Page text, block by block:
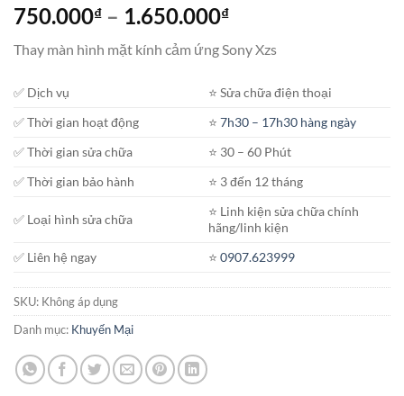
750.000₫ – 1.650.000₫Khoảng
từ
đến
1.650.000₫
Thay màn hình mặt kính cảm ứng Sony Xzs
✅ Dịch vụ
⭐️ Sửa chữa điện thoại
✅ Thời gian hoạt động
⭐️7h30 – 17h30 hàng ngày
✅ Thời gian sửa chữa
⭐️ 30 – 60 Phút
✅ Thời gian bảo hành
⭐️ 3 đến 12 tháng
✅ Loại hình sửa chữa
⭐️ Linh kiện sửa chữa chính
hãng/linh kiện
✅ Liên hệ ngay
⭐️0907.623999
SKU: Không áp dụng
Danh mục: Khuyến Mại